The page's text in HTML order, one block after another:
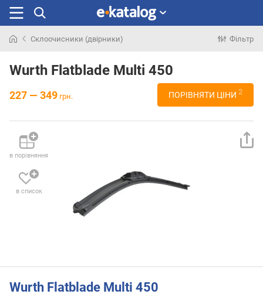
раніше
Склоочисники (двірники) Фільтр
Wurth Flatblade Multi 450
227 — 349 грн. ПОРІВНЯТИ ЦІНИ 2
в порівняння
в список
Wurth Flatblade Multi 450